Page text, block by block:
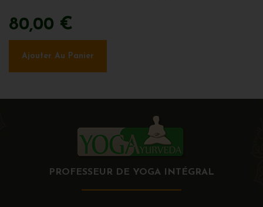
80,00 €
Ajouter Au Panier
PROFESSEUR DE YOGA INTÉGRAL